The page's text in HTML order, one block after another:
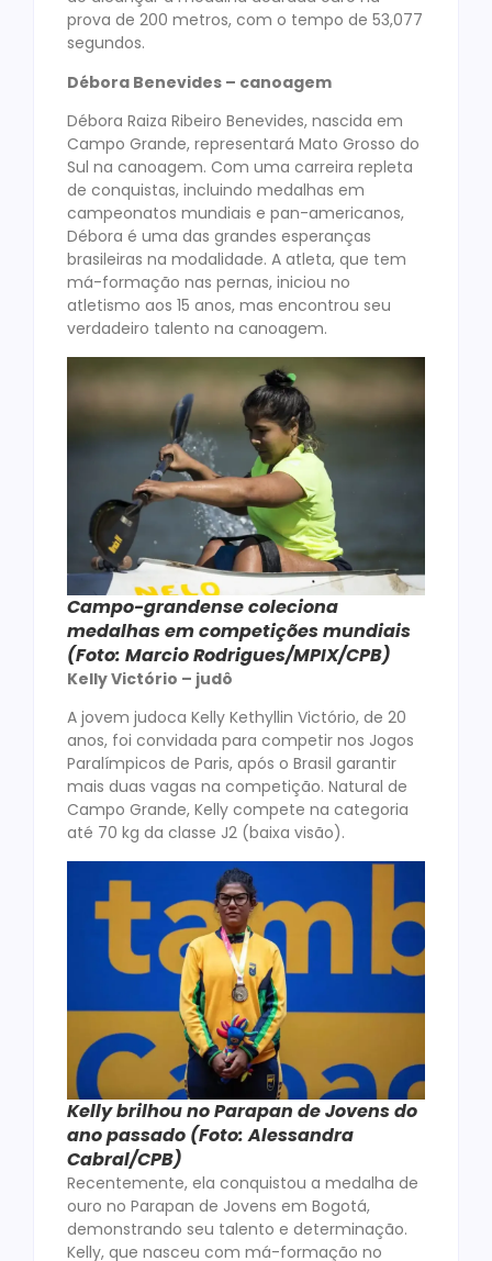
prova de 200 metros, com o tempo de 53,077
segundos.
Débora Benevides – canoagem
Débora Raiza Ribeiro Benevides, nascida em
Campo Grande, representará Mato Grosso do
Sul na canoagem. Com uma carreira repleta
de conquistas, incluindo medalhas em
campeonatos mundiais e pan-americanos,
Débora é uma das grandes esperanças
brasileiras na modalidade. A atleta, que tem
má-formação nas pernas, iniciou no
atletismo aos 15 anos, mas encontrou seu
verdadeiro talento na canoagem.
Campo-grandense coleciona
medalhas em competições mundiais
(Foto: Marcio Rodrigues/MPIX/CPB)
Kelly Victório – judô
A jovem judoca Kelly Kethyllin Victório, de 20
anos, foi convidada para competir nos Jogos
Paralímpicos de Paris, após o Brasil garantir
mais duas vagas na competição. Natural de
Campo Grande, Kelly compete na categoria
até 70 kg da classe J2 (baixa visão).
Kelly brilhou no Parapan de Jovens do
ano passado (Foto: Alessandra
Cabral/CPB)
Recentemente, ela conquistou a medalha de
ouro no Parapan de Jovens em Bogotá,
demonstrando seu talento e determinação.
Kelly, que nasceu com má-formação no